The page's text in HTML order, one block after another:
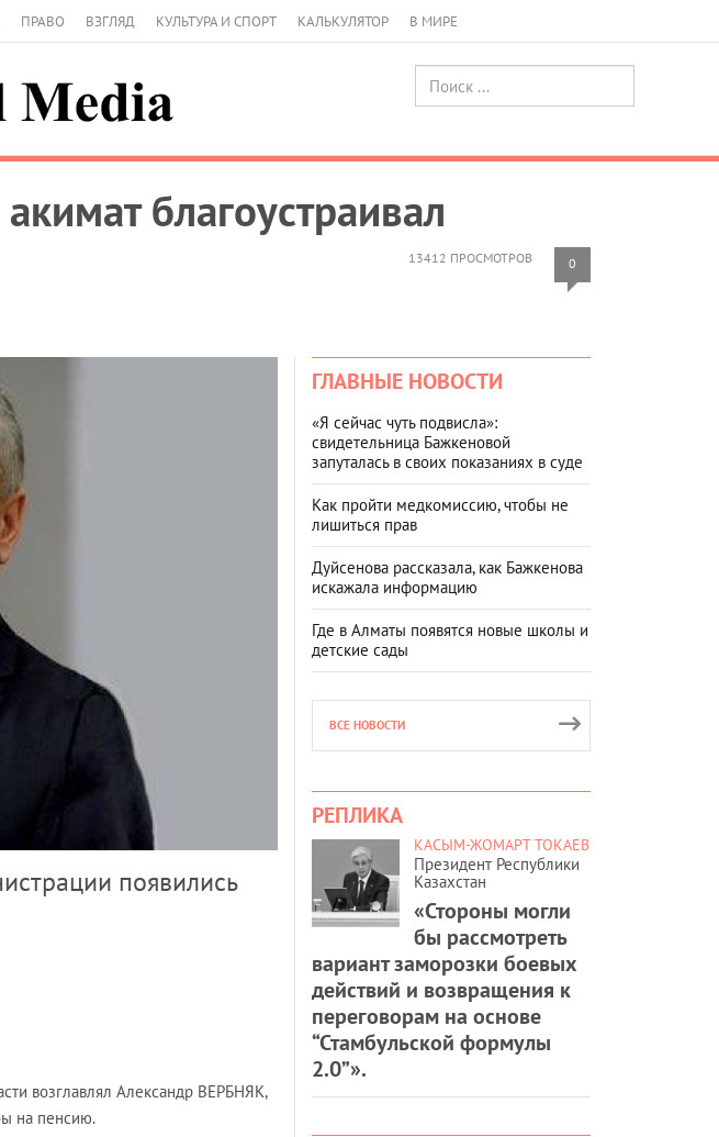
ПРАВО ВЗГЛЯД КУЛЬТУРА И СПОРТ КАЛЬКУЛЯТОР В МИРЕ
благоустраивал
13412 ПРОСМОТРОВ 0
появились
возглавлял Александр ВЕРБНЯК,
на пенсию.
ГЛАВНЫЕ НОВОСТИ
«Я сейчас чуть подвисла»:
свидетельница Бажкеновой
запуталась в своих показаниях в суде
Как пройти медкомиссию, чтобы не
лишиться прав
Дуйсенова рассказала, как Бажкенова
искажала информацию
Где в Алматы появятся новые школы и
детские сады
ВСЕ НОВОСТИ
РЕПЛИКА
КАСЫМ-ЖОМАРТ ТОКАЕВ
Президент Республики
Казахстан
«Стороны могли
бы рассмотреть
вариант заморозки боевых
действий и возвращения к
переговорам на основе
“Стамбульской формулы
2.0”».